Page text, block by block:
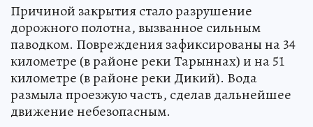
Причиной закрытия стало разрушение
дорожного полотна, вызванное сильным
паводком. Повреждения зафиксированы на 34
километре (в районе реки Тарыннах) и на 51
километре (в районе реки Дикий). Вода
размыла проезжую часть, сделав дальнейшее
движение небезопасным.